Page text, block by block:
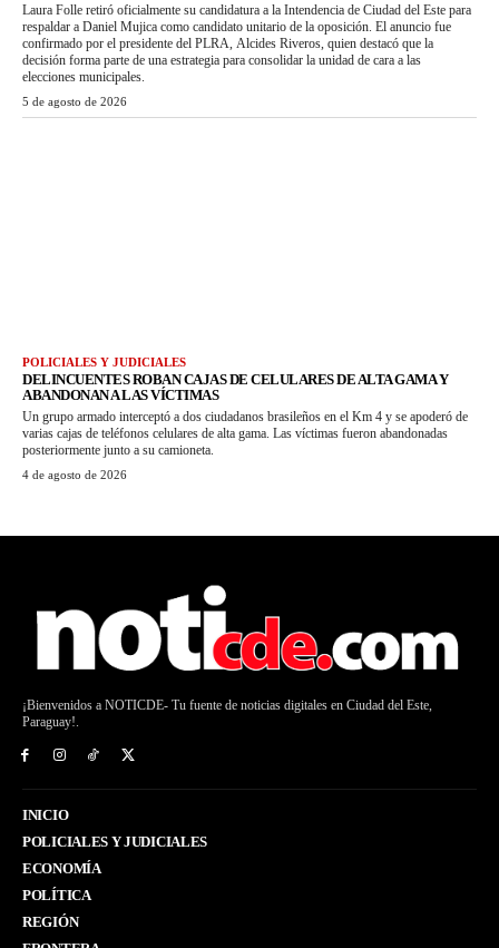
Laura Folle retiró oficialmente su candidatura a la Intendencia de Ciudad del Este para
respaldar a Daniel Mujica como candidato unitario de la oposición. El anuncio fue
confirmado por el presidente del PLRA, Alcides Riveros, quien destacó que la
decisión forma parte de una estrategia para consolidar la unidad de cara a las
elecciones municipales.
5 de agosto de 2026
POLICIALES Y JUDICIALES
DELINCUENTES ROBAN CAJAS DE CELULARES DE ALTA GAMA Y
ABANDONAN A LAS VÍCTIMAS
Un grupo armado interceptó a dos ciudadanos brasileños en el Km 4 y se apoderó de
varias cajas de teléfonos celulares de alta gama. Las víctimas fueron abandonadas
posteriormente junto a su camioneta.
4 de agosto de 2026
¡Bienvenidos a NOTICDE- Tu fuente de noticias digitales en Ciudad del Este,
Paraguay!.
INICIO
POLICIALES Y JUDICIALES
ECONOMÍA
POLÍTICA
REGIÓN